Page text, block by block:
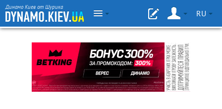
Динамо Киев от Шурика
RU